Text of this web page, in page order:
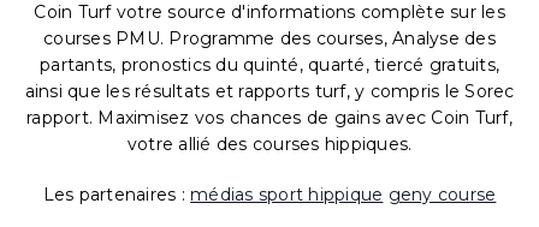
Coin Turf votre source d'informations complète sur les
courses PMU. Programme des courses, Analyse des
partants, pronostics du quinté, quarté, tiercé gratuits,
ainsi que les résultats et rapports turf, y compris le Sorec
rapport. Maximisez vos chances de gains avec Coin Turf,
votre allié des courses hippiques.
Les partenaires : médias sport hippique geny course